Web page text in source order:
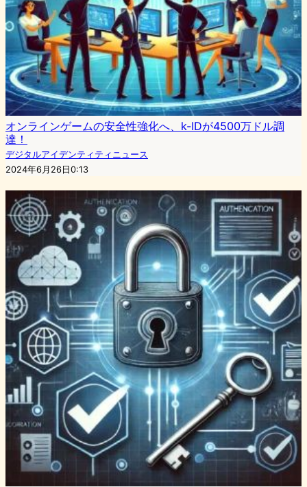
オンラインゲームの安全性強化へ、k-IDが4500万ドル調
達！
デジタルアイデンティティニュース
2024年6月26日0:13